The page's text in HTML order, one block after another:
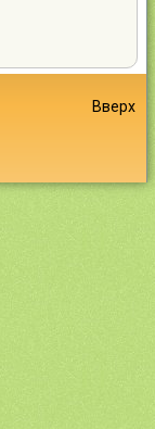
Вверх